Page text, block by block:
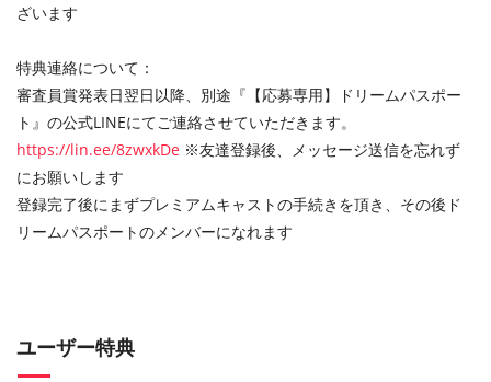
ざいます
特典連絡について：
審査員賞発表日翌日以降、別途『【応募専用】ドリームパスポー
ト』の公式LINEにてご連絡させていただきます。
https://lin.ee/8zwxkDe ※友達登録後、メッセージ送信を忘れず
にお願いします
登録完了後にまずプレミアムキャストの手続きを頂き、その後ド
リームパスポートのメンバーになれます
ユーザー特典